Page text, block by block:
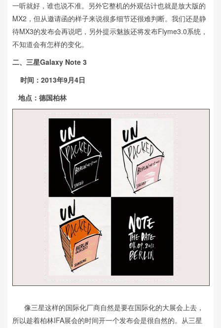
一听就好，谁也说不准。另外它整机的外观估计也就是放大版的
MX2，但从邀请函的样子来说很多细节还很难判断。我们还是静
待MX3的发布会再说吧，另外提示魅族还将发布Flyme3.0系统，
不知道会有怎样的变化。
二、三星Galaxy Note 3
时间：2013年9月4日
地点：德国柏林
像三星这样的国际化厂商自然是要在国际化的大展会上去，
所以趁着柏林IFA展会的时间开一个发布会是很自然的。从三星